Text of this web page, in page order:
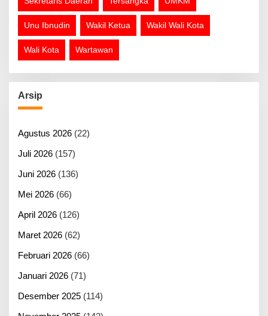
Unu Ibnudin Wakil Ketua Wakil Wali Kota
Wali Kota Wartawan
Arsip
Agustus 2026 (22)
Juli 2026 (157)
Juni 2026 (136)
Mei 2026 (66)
April 2026 (126)
Maret 2026 (62)
Februari 2026 (66)
Januari 2026 (71)
Desember 2025 (114)